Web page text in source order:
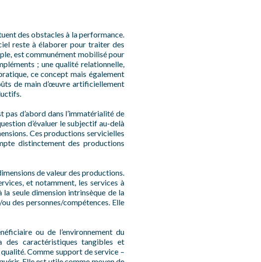
des obstacles à la performance.
reste à élaborer pour traiter des
est communément mobilisé pour
; une qualité relationnelle,
ce concept mais également
de main d’œuvre artificiellement
pas d’abord dans l’immatérialité de
d’évaluer le subjectif au-delà
Ces productions servicielles
distinctement des productions
de valeur des productions.
et notamment, les services à
seule dimension intrinsèque de la
des personnes/compétences. Elle
ou de l’environnement du
des caractéristiques tangibles et
Comme support de service –